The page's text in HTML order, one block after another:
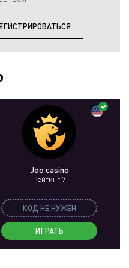
Joo casino
Рейтинг 7
КОД НЕ НУЖЕН
ИГРАТЬ